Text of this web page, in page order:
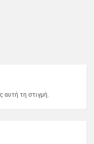
αυτή τη στιγμή.